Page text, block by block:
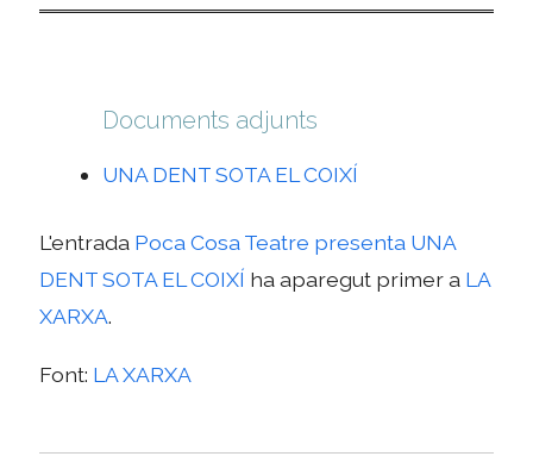
Documents adjunts
UNA DENT SOTA EL COIXÍ
L'entrada Poca Cosa Teatre presenta UNA
DENT SOTA EL COIXÍ ha aparegut primer a LA
XARXA.
Font: LA XARXA